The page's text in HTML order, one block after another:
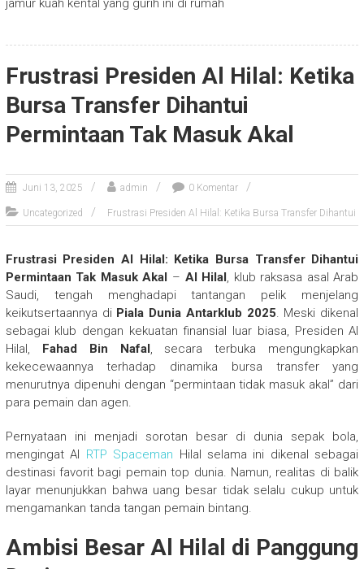
jamur kuah kental yang gurih ini di rumah
Frustrasi Presiden Al Hilal: Ketika
Bursa Transfer Dihantui
Permintaan Tak Masuk Akal
Juni 13, 2025 admin 0 Komentar
Uncategorized Frustrasi Presiden Al Hilal: Ketika Bursa Transfer Dihantui
Frustrasi Presiden Al Hilal: Ketika Bursa Transfer Dihantui
Permintaan Tak Masuk Akal – Al Hilal, klub raksasa asal Arab
Saudi, tengah menghadapi tantangan pelik menjelang
keikutsertaannya di Piala Dunia Antarklub 2025. Meski dikenal
sebagai klub dengan kekuatan finansial luar biasa, Presiden Al
Hilal, Fahad Bin Nafal, secara terbuka mengungkapkan
kekecewaannya terhadap dinamika bursa transfer yang
menurutnya dipenuhi dengan “permintaan tidak masuk akal” dari
para pemain dan agen.
Pernyataan ini menjadi sorotan besar di dunia sepak bola,
mengingat Al RTP Spaceman Hilal selama ini dikenal sebagai
destinasi favorit bagi pemain top dunia. Namun, realitas di balik
layar menunjukkan bahwa uang besar tidak selalu cukup untuk
mengamankan tanda tangan pemain bintang.
Ambisi Besar Al Hilal di Panggung